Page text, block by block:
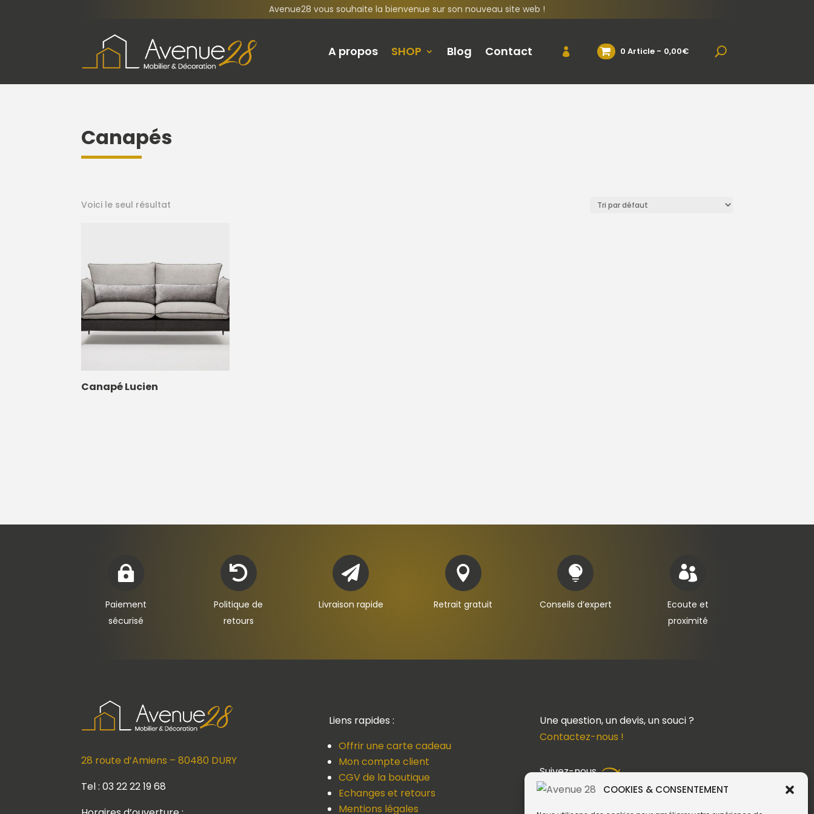
COOKIES & CONSENTEMENT
Avenue28 vous souhaite la bienvenue sur son nouveau site web !
A propos SHOP Blog Contact 0 Article 0,00€
Canapés
Voici le seul résultat
Canapé Lucien

Paiement
sécurisé

Politique de
retours

Livraison rapide

Retrait gratuit

Conseils d’expert

Ecoute et
proximité
28 route d’Amiens – 80480 DURY
Tel : 03 22 22 19 68
Liens rapides :
Offrir une carte cadeau
Mon compte client
CGV de la boutique
Echanges et retours
Mentions légales
Une question, un devis, un souci ?
Contactez-nous !
Suivez-nous